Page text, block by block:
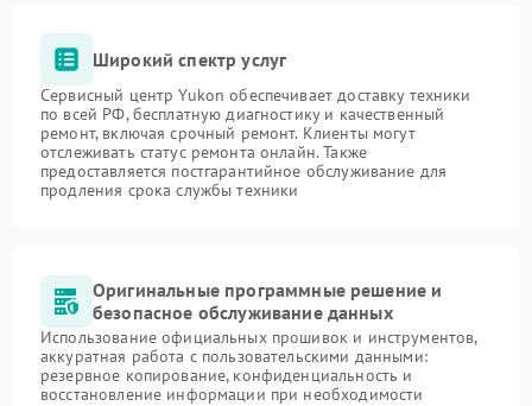
Широкий спектр услуг
Сервисный центр Yukon обеспечивает доставку техники
по всей РФ, бесплатную диагностику и качественный
ремонт, включая срочный ремонт. Клиенты могут
отслеживать статус ремонта онлайн. Также
предоставляется постгарантийное обслуживание для
продления срока службы техники
Оригинальные программные решение и
безопасное обслуживание данных
Использование официальных прошивок и инструментов,
аккуратная работа с пользовательскими данными:
резервное копирование, конфиденциальность и
восстановление информации при необходимости